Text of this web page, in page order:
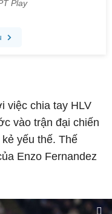
việc chia tay HLV
vào trận đại chiến
yếu thế. Thế
Enzo Fernandez